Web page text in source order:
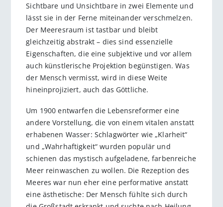
Sichtbare und Unsichtbare in zwei Elemente und
lässt sie in der Ferne miteinander verschmelzen.
Der Meeresraum ist tastbar und bleibt
gleichzeitig abstrakt – dies sind essenzielle
Eigenschaften, die eine subjektive und vor allem
auch künstlerische Projektion begünstigen. Was
der Mensch vermisst, wird in diese Weite
hineinprojiziert, auch das Göttliche.
Um 1900 entwarfen die Lebensreformer eine
andere Vorstellung, die von einem vitalen anstatt
erhabenen Wasser: Schlagwörter wie „Klarheit“
und „Wahrhaftigkeit“ wurden populär und
schienen das mystisch aufgeladene, farbenreiche
Meer reinwaschen zu wollen. Die Rezeption des
Meeres war nun eher eine performative anstatt
eine ästhetische: Der Mensch fühlte sich durch